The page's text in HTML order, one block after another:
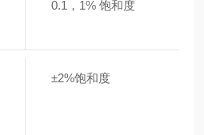
0.1，1% 饱和度
±2%饱和度